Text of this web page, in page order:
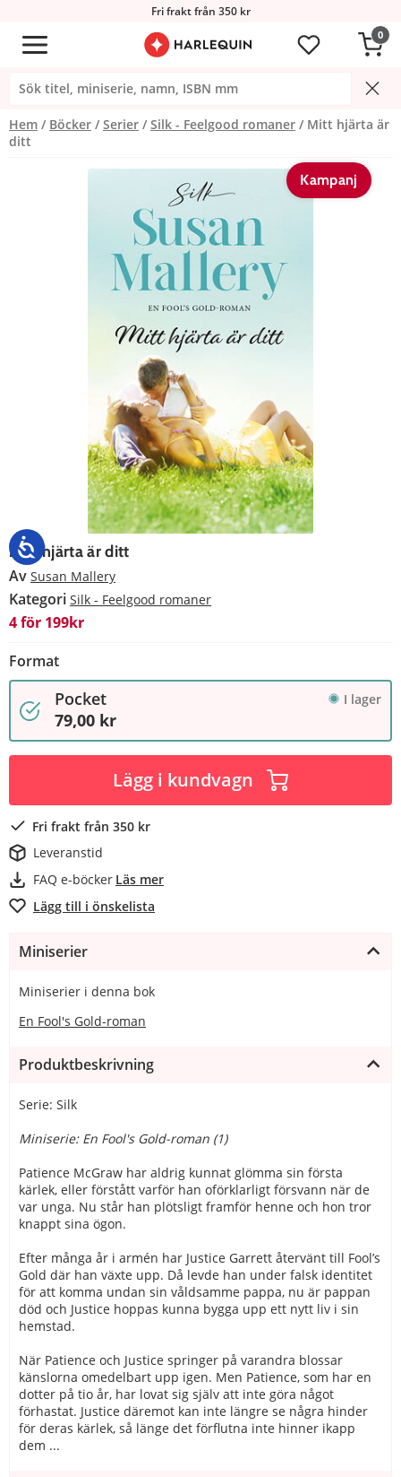
Fri frakt från 350 kr
0
Hem Böcker Serier Silk - Feelgood romaner
Mitt hjärta är
ditt
Kampanj
Mitt hjärta är ditt
Av Susan Mallery
Kategori Silk - Feelgood romaner
4 för 199kr
Format
Pocket I lager
79,00 kr
Lägg i kundvagn
Fri frakt från 350 kr
Leveranstid
FAQ e-böcker Läs mer
Lägg till i önskelista
Miniserier
Miniserier i denna bok
En Fool's Gold-roman
Produktbeskrivning
Serie: Silk
Miniserie: En Fool's Gold-roman (1)
Patience McGraw har aldrig kunnat glömma sin första
kärlek, eller förstått varför han oförklarligt försvann när de
var unga. Nu står han plötsligt framför henne och hon tror
knappt sina ögon.
Efter många år i armén har Justice Garrett återvänt till Fool’s
Gold där han växte upp. Då levde han under falsk identitet
för att komma undan sin våldsamme pappa, nu är pappan
död och Justice hoppas kunna bygga upp ett nytt liv i sin
hemstad.
När Patience och Justice springer på varandra blossar
känslorna omedelbart upp igen. Men Patience, som har en
dotter på tio år, har lovat sig själv att inte göra något
förhastat. Justice däremot kan inte längre se några hinder
för deras kärlek, så länge det förflutna inte hinner ikapp
dem ...